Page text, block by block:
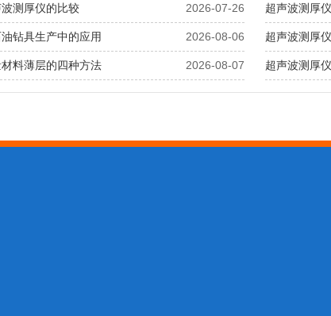
2026-07-26
测厚仪的比较 超声波测厚
2026-08-06
钻具生产中的应用 超声波测厚
2026-08-07
料薄层的四种方法 超声波测厚